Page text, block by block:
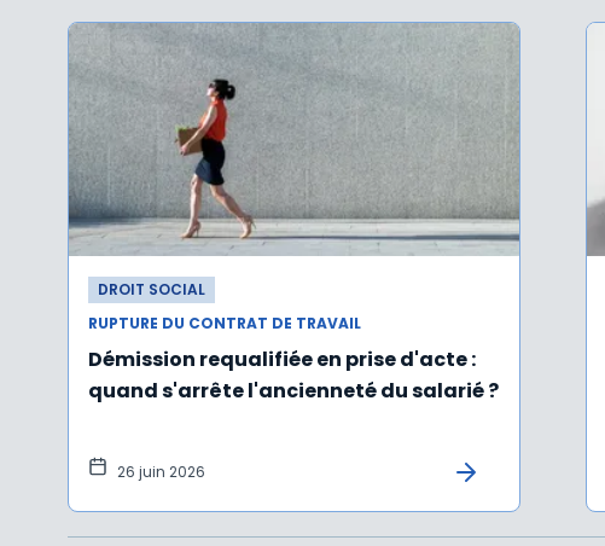
DROIT SOCIAL
RUPTURE DU CONTRAT DE TRAVAIL
Démission requalifiée en prise d'acte :
quand s'arrête l'ancienneté du salarié ?
26 juin 2026